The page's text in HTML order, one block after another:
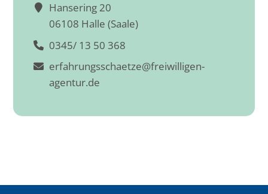
Hansering 20
06108 Halle (Saale)
0345/ 13 50 368
erfahrungsschaetze@freiwilligen-
agentur.de